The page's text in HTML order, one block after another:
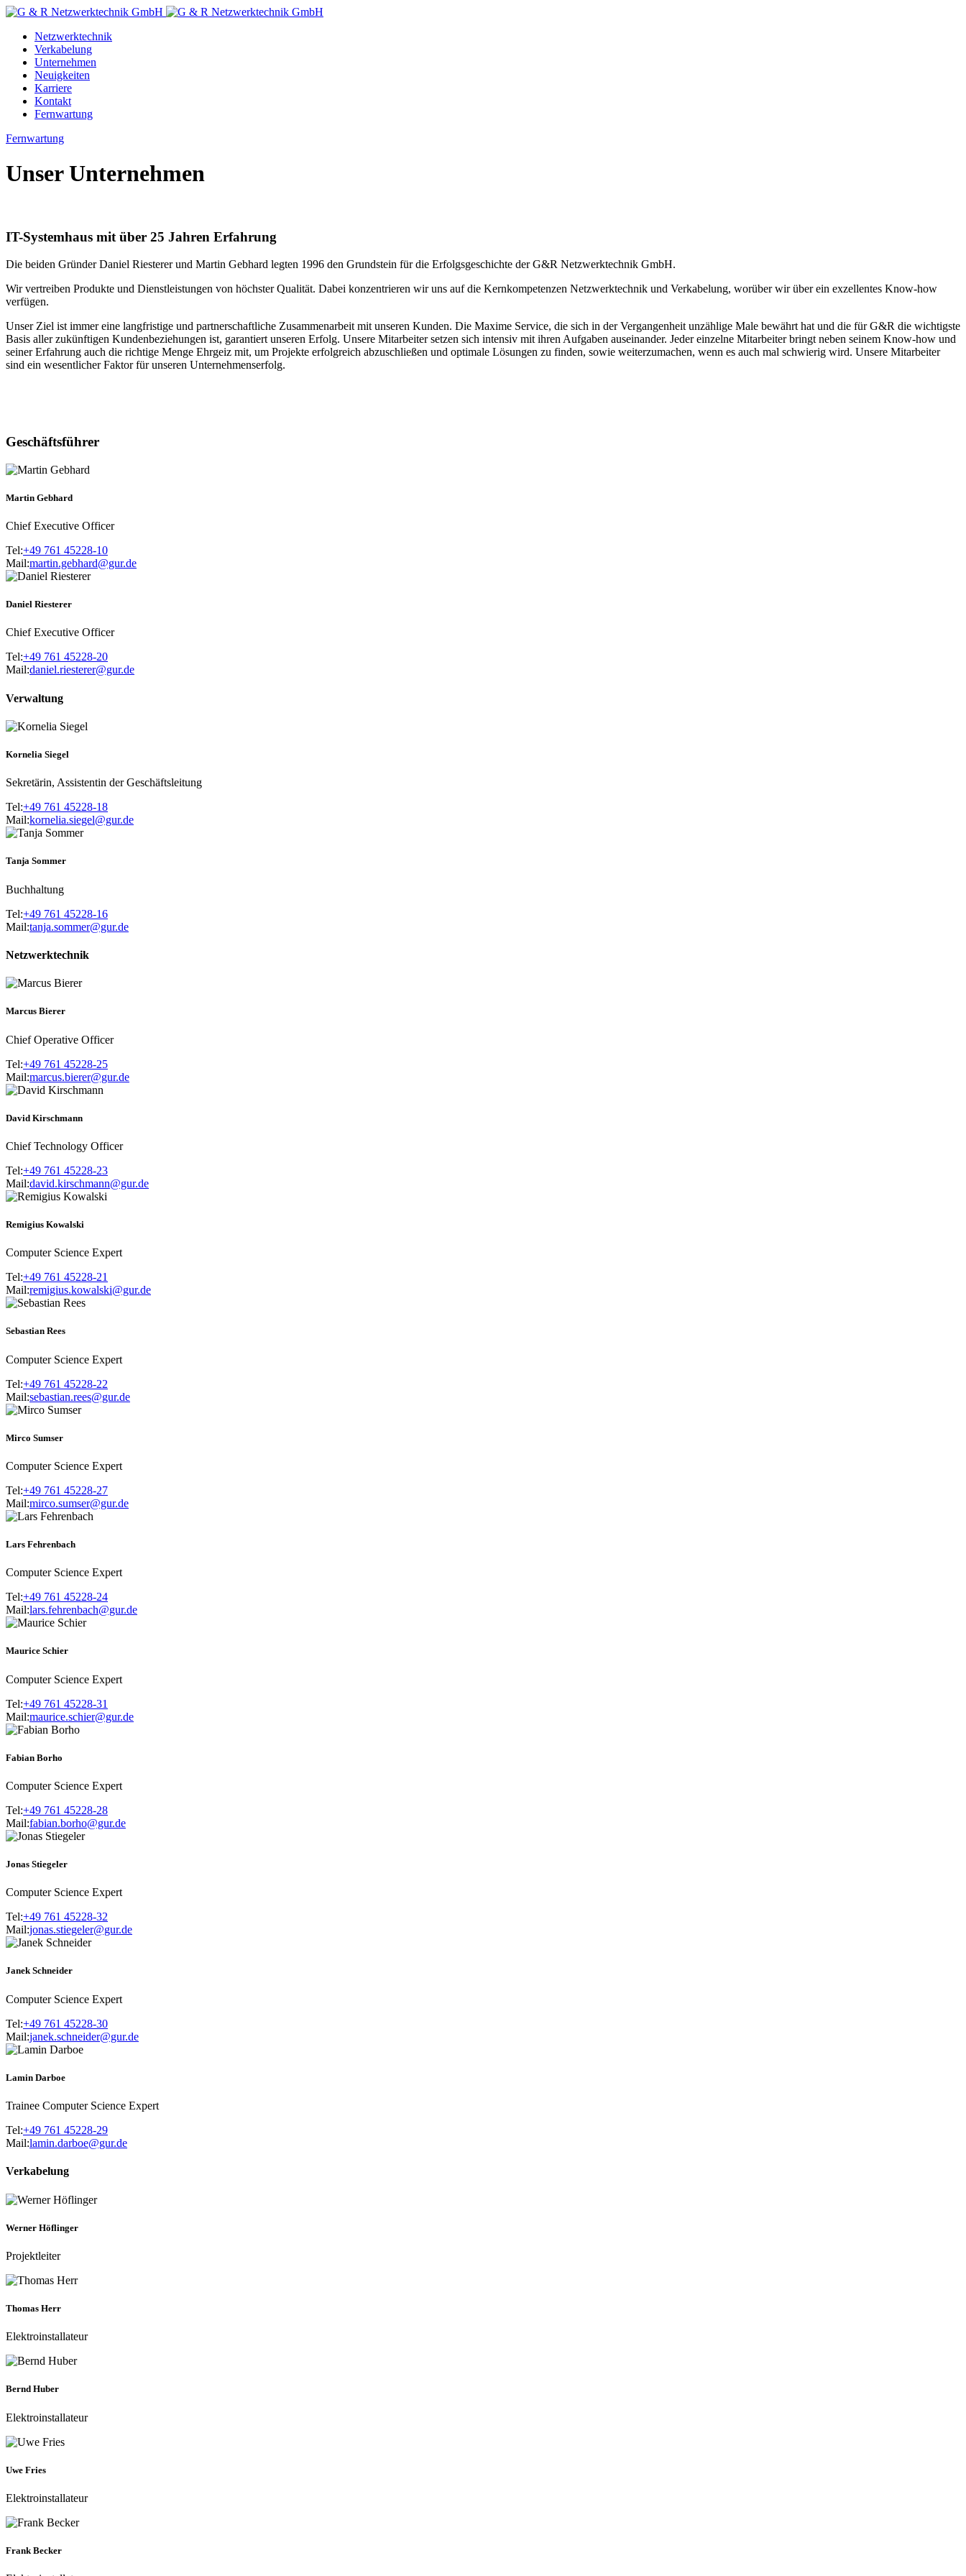
Zum
Netzwerktechnik
Verkabelung
Unternehmen
Neuigkeiten
Karriere
Kontakt
Fernwartung
Fernwartung
Unser Unternehmen
IT-Systemhaus mit über 25 Jahren Erfahrung
Die beiden Gründer Daniel Riesterer und Martin Gebhard legten 1996 den Grundstein für die Erfolgsgeschichte der G&R Netzwerktechnik GmbH.
Wir vertreiben Produkte und Dienstleistungen von höchster Qualität. Dabei konzentrieren wir uns auf die Kernkompetenzen Netzwerktechnik und Verkabelung, worüber wir über ein exzellentes Know-how
verfügen.
Unser Ziel ist immer eine langfristige und partnerschaftliche Zusammenarbeit mit unseren Kunden. Die Maxime Service, die sich in der Vergangenheit unzählige Male bewährt hat und die für G&R die wichtigste
Basis aller zukünftigen Kundenbeziehungen ist, garantiert unseren Erfolg. Unsere Mitarbeiter setzen sich intensiv mit ihren Aufgaben auseinander. Jeder einzelne Mitarbeiter bringt neben seinem Know-how und
seiner Erfahrung auch die richtige Menge Ehrgeiz mit, um Projekte erfolgreich abzuschließen und optimale Lösungen zu finden, sowie weiterzumachen, wenn es auch mal schwierig wird. Unsere Mitarbeiter
sind ein wesentlicher Faktor für unseren Unternehmenserfolg.
Geschäftsführer
Martin Gebhard
Chief Executive Officer
Tel:+49 761 45228-10
Mail:martin.gebhard@gur.de
Daniel Riesterer
Chief Executive Officer
Tel:+49 761 45228-20
Mail:daniel.riesterer@gur.de
Verwaltung
Kornelia Siegel
Sekretärin, Assistentin der Geschäftsleitung
Tel:+49 761 45228-18
Mail:kornelia.siegel@gur.de
Tanja Sommer
Buchhaltung
Tel:+49 761 45228-16
Mail:tanja.sommer@gur.de
Netzwerktechnik
Marcus Bierer
Chief Operative Officer
Tel:+49 761 45228-25
Mail:marcus.bierer@gur.de
David Kirschmann
Chief Technology Officer
Tel:+49 761 45228-23
Mail:david.kirschmann@gur.de
Remigius Kowalski
Computer Science Expert
Tel:+49 761 45228-21
Mail:remigius.kowalski@gur.de
Sebastian Rees
Computer Science Expert
Tel:+49 761 45228-22
Mail:sebastian.rees@gur.de
Mirco Sumser
Computer Science Expert
Tel:+49 761 45228-27
Mail:mirco.sumser@gur.de
Lars Fehrenbach
Computer Science Expert
Tel:+49 761 45228-24
Mail:lars.fehrenbach@gur.de
Maurice Schier
Computer Science Expert
Tel:+49 761 45228-31
Mail:maurice.schier@gur.de
Fabian Borho
Computer Science Expert
Tel:+49 761 45228-28
Mail:fabian.borho@gur.de
Jonas Stiegeler
Computer Science Expert
Tel:+49 761 45228-32
Mail:jonas.stiegeler@gur.de
Janek Schneider
Computer Science Expert
Tel:+49 761 45228-30
Mail:janek.schneider@gur.de
Lamin Darboe
Trainee Computer Science Expert
Tel:+49 761 45228-29
Mail:lamin.darboe@gur.de
Verkabelung
Werner Höflinger
Projektleiter
Thomas Herr
Elektroinstallateur
Bernd Huber
Elektroinstallateur
Uwe Fries
Elektroinstallateur
Frank Becker